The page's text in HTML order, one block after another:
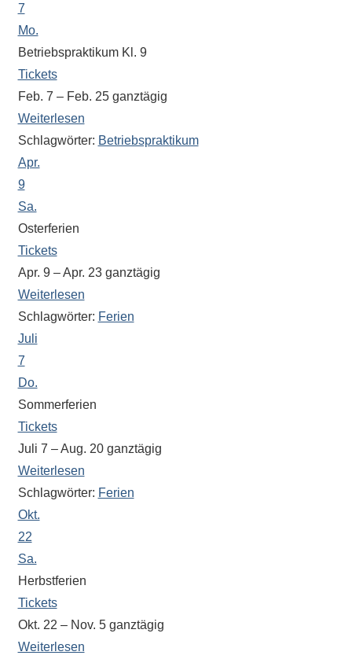
Reise
–
unsere
Schülerinnen
und
Schüler
sind
dabei!
Sollten
Sie
einmal
eine
finden,
stehen
am
Ende
jeder
Seite
verschiedene
Möglichkeiten
der
Suche
zur
Verfügung.
7
Mo.
Betriebspraktikum Kl. 9
Tickets
Feb. 7 – Feb. 25 ganztägig
Weiterlesen
Schlagwörter: Betriebspraktikum
Apr.
9
Sa.
Osterferien
Tickets
Apr. 9 – Apr. 23 ganztägig
Weiterlesen
Schlagwörter: Ferien
Juli
7
Do.
Sommerferien
Tickets
Juli 7 – Aug. 20 ganztägig
Weiterlesen
Schlagwörter: Ferien
Okt.
22
Sa.
Herbstferien
Tickets
Okt. 22 – Nov. 5 ganztägig
Weiterlesen